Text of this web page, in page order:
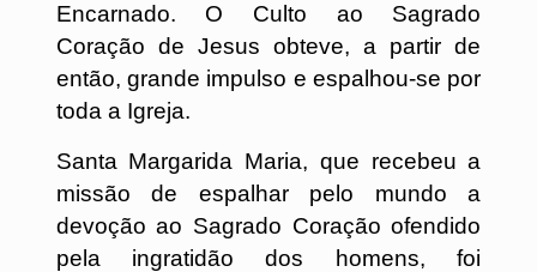
Encarnado. O Culto ao Sagrado
Coração de Jesus obteve, a partir de
então, grande impulso e espalhou-se por
toda a Igreja.
Santa Margarida Maria, que recebeu a
missão de espalhar pelo mundo a
devoção ao Sagrado Coração ofendido
pela ingratidão dos homens, foi